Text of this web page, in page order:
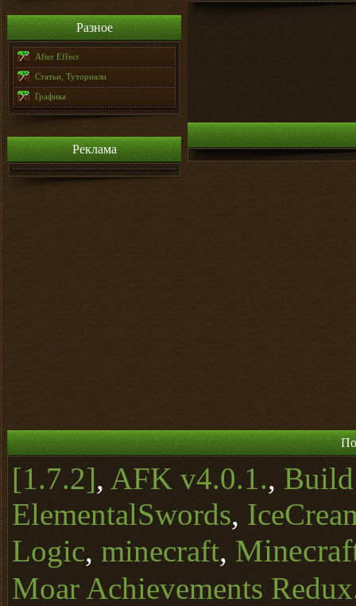
Разное
After Effect
Статьи, Туториали
Графика
Реклама
[1.7.2], AFK v4.0.1., Build
ElementalSwords,
Logic, minecraft,
Moar Achievements